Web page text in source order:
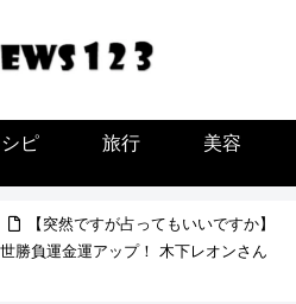
ピ 旅行 美容
【突然ですが占ってもいいですか】
勝負運金運アップ！ 木下レオンさん